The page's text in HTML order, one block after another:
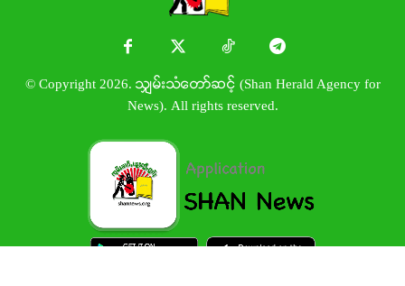
© Copyright 2026. သျှမ်းသံတော်ဆင့် (Shan Herald Agency for
News). All rights reserved.